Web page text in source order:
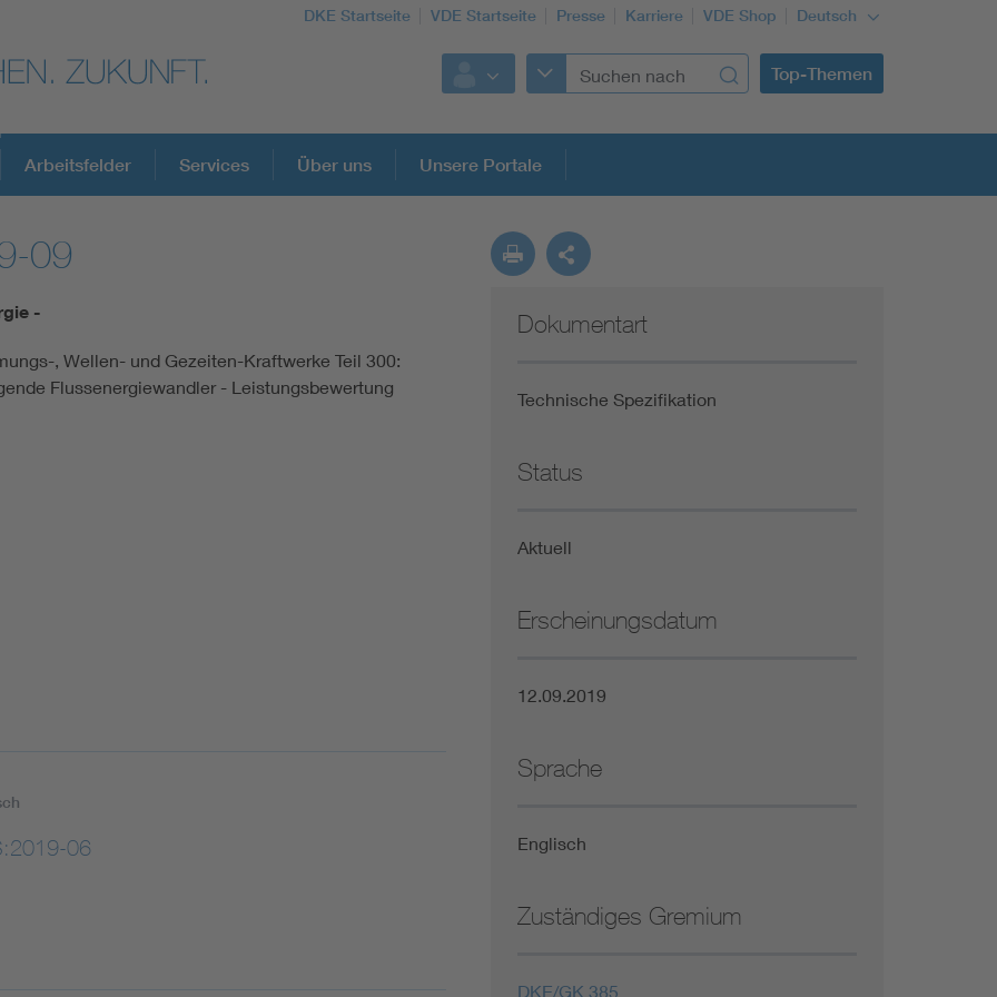
DKE Startseite VDE Startseite Presse Karriere VDE Shop Deutsch
Top-Themen
DKE Fachinformationen im Kontext der Normung
Circular Economy für mehr Ressourceneffizienz
Funktionale Sicherheit schützt den Menschen
Gleichstromanwendungen im Wachstum
Arbeitsfelder Services Über uns Unsere Portale
09
-
, Wellen- und Gezeiten-Kraftwerke Teil 300:
Flussenergiewandler - Leistungsbewertung
06
Dokumentart
Technische Spezifikation
Status
Aktuell
Erscheinungsdatum
12.09.2019
Sprache
Englisch
Zuständiges Gremium
DKE/GK 385